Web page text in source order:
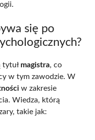
się po
tytuł magistra, co
w tym zawodzie. W
w zakresie
Wiedza, którą
takie jak: